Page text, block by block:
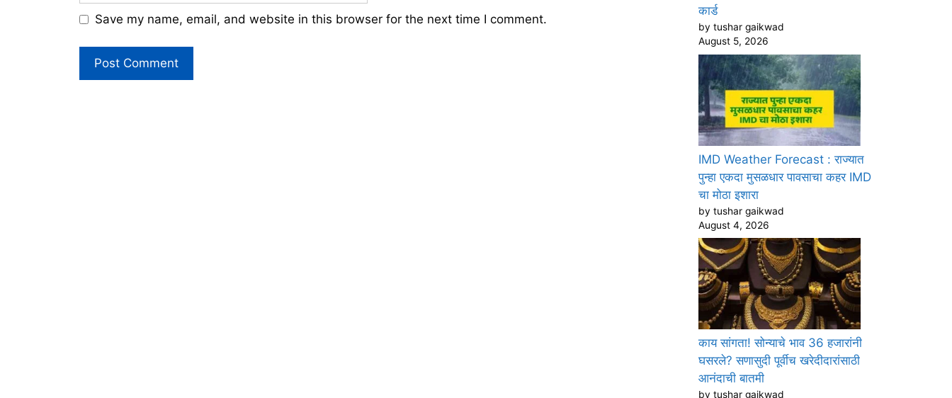
Save my name, email, and website in this browser for the next time I comment.
कार्ड
by tushar gaikwad
August 5, 2026
IMD Weather Forecast : राज्यात
पुन्हा एकदा मुसळधार पावसाचा कहर IMD
चा मोठा इशारा
by tushar gaikwad
August 4, 2026
काय सांगता! सोन्याचे भाव 36 हजारांनी
घसरले? सणासुदी पूर्वीच खरेदीदारांसाठी
आनंदाची बातमी
by tushar gaikwad